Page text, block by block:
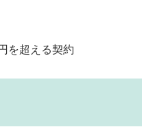
を超える契約